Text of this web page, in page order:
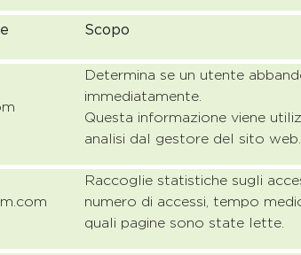
Scopo
Determina se un utente
immediatamente.
Questa informazione viene
analisi dal gestore del sito web.
Raccoglie statistiche sugli
numero di accessi, tempo
quali pagine sono state lette.